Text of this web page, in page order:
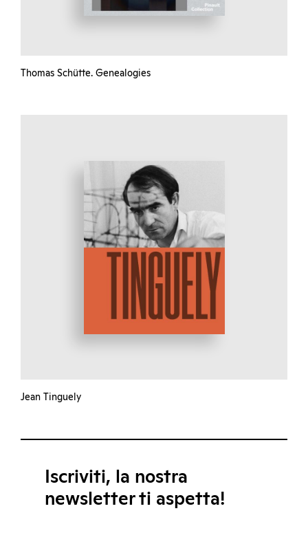
Thomas Schütte. Genealogies
Jean Tinguely
Iscriviti, la nostra
newsletter ti aspetta!